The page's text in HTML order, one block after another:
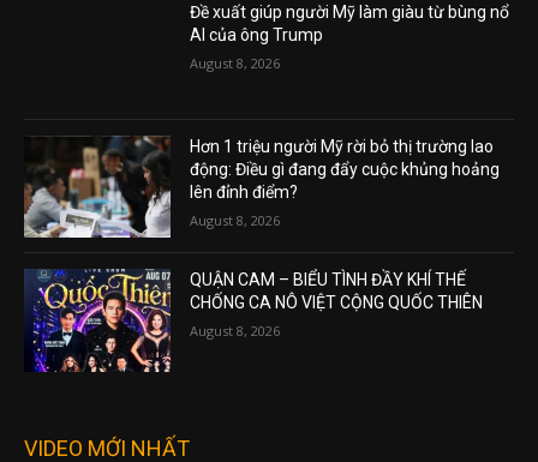
Đề xuất giúp người Mỹ làm giàu từ bùng nổ
AI của ông Trump
August 8, 2026
Hơn 1 triệu người Mỹ rời bỏ thị trường lao
động: Điều gì đang đẩy cuộc khủng hoảng
lên đỉnh điểm?
August 8, 2026
QUẬN CAM – BIỂU TÌNH ĐẦY KHÍ THẾ
CHỐNG CA NÔ VIỆT CỘNG QUỐC THIÊN
August 8, 2026
VIDEO MỚI NHẤT